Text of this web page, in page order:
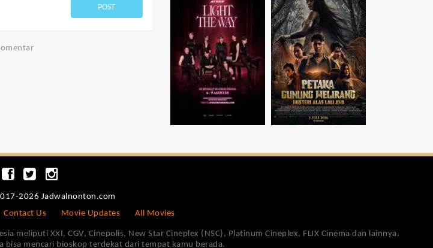
POST
2026 Jadwalnonton.com
Contact Us Movie Updates All Movies
XXI, CGV, Cinepolis, New Star Cineplex (NSC), Platinum Cineplex, FLIX Cinema dan lainnya.
bisa mencari bioskop terdekat dari tempat kamu berada.